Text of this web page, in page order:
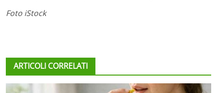
Foto iStock
ARTICOLI CORRELATI